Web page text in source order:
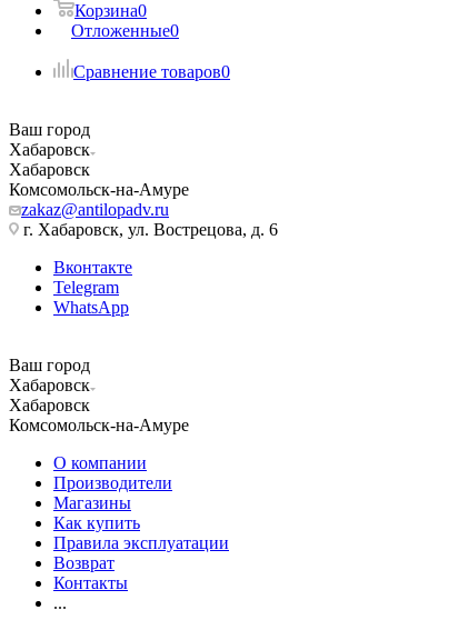
Корзина0
Отложенные0
Сравнение товаров0
Ваш город
Хабаровск
Хабаровск
Комсомольск-на-Амуре
zakaz@antilopadv.ru
г. Хабаровск, ул. Вострецова, д. 6
Вконтакте
Telegram
WhatsApp
Ваш город
Хабаровск
Хабаровск
Комсомольск-на-Амуре
О компании
Производители
Магазины
Как купить
Правила эксплуатации
Возврат
Контакты
...